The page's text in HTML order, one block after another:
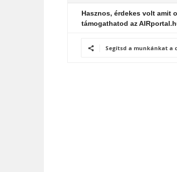
Hasznos, érdekes volt amit
támogathatod az
Segítsd a munkánkat a